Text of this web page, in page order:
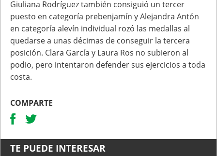
Giuliana Rodríguez también consiguió un tercer
puesto en categoría prebenjamín y Alejandra Antón
en categoría alevín individual rozó las medallas al
quedarse a unas décimas de conseguir la tercera
posición. Clara García y Laura Ros no subieron al
podio, pero intentaron defender sus ejercicios a toda
costa.
COMPARTE
TE PUEDE INTERESAR